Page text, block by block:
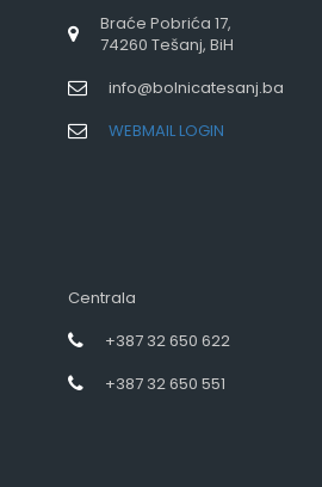
Braće Pobrića 17,
74260 Tešanj, BiH
info@bolnicatesanj.ba
WEBMAIL LOGIN
Centrala
+387 32 650 622
+387 32 650 551